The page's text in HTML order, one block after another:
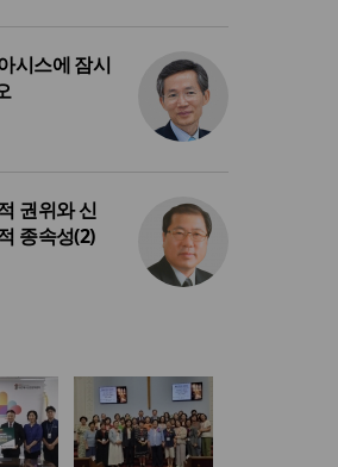
시스에 잠시
권위와 신
종속성(2)